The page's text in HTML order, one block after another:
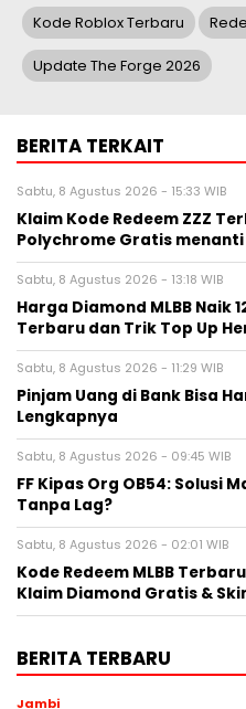
Kode Roblox Terbaru
Update The Forge 2026
BERITA TERKAIT
Sabtu, 8 Agustus 2026 - 15:33 WIB
Klaim Kode Redeem ZZZ
Polychrome Gratis menanti
Sabtu, 8 Agustus 2026 - 13:18 WIB
Harga Diamond MLBB Naik
Terbaru dan Trik Top Up
Sabtu, 8 Agustus 2026 - 11:29 WIB
Pinjam Uang di Bank Bisa
Lengkapnya
Sabtu, 8 Agustus 2026 - 09:45 WIB
FF Kipas Org OB54: Solusi
Tanpa Lag?
Sabtu, 8 Agustus 2026 - 02:01 WIB
Kode Redeem MLBB
Klaim Diamond Gratis &
BERITA TERBARU
Jambi